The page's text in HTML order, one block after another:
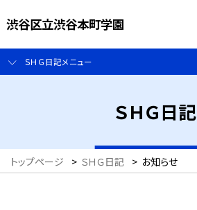
渋谷区立渋谷本町学園
ＳＨＧ日記メニュー
ＳＨＧ日記
トップページ > ＳＨＧ日記 > お知らせ